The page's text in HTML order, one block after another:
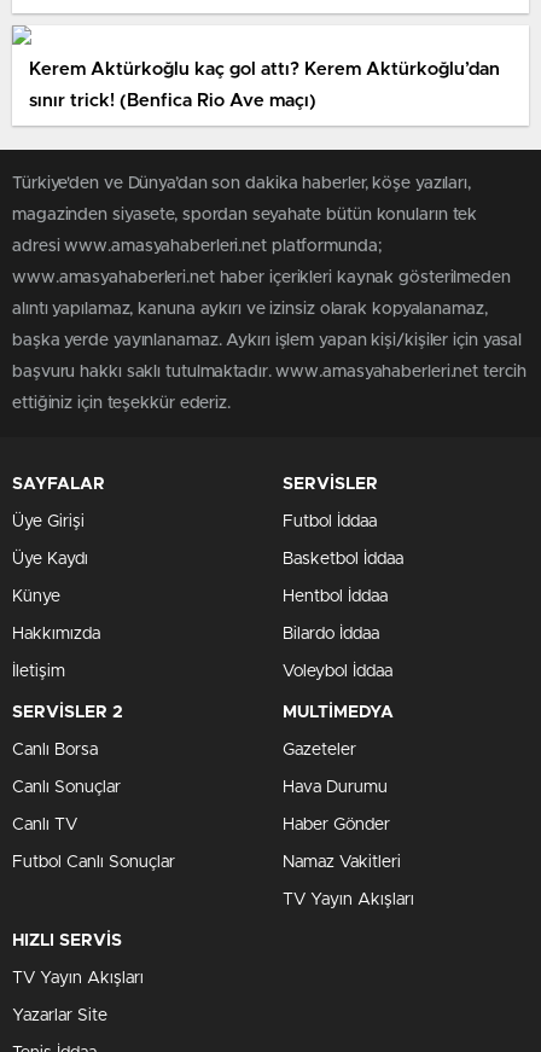
Kerem Aktürkoğlu kaç gol attı? Kerem Aktürkoğlu’dan
sınır trick! (Benfica Rio Ave maçı)
Türkiye'den ve Dünya’dan son dakika haberler, köşe yazıları,
magazinden siyasete, spordan seyahate bütün konuların tek
adresi www.amasyahaberleri.net platformunda;
www.amasyahaberleri.net haber içerikleri kaynak gösterilmeden
alıntı yapılamaz, kanuna aykırı ve izinsiz olarak kopyalanamaz,
başka yerde yayınlanamaz. Aykırı işlem yapan kişi/kişiler için yasal
başvuru hakkı saklı tutulmaktadır. www.amasyahaberleri.net tercih
ettiğiniz için teşekkür ederiz.
SAYFALAR
Üye Girişi
Üye Kaydı
Künye
Hakkımızda
İletişim
SERVİSLER
Futbol İddaa
Basketbol İddaa
Hentbol İddaa
Bilardo İddaa
Voleybol İddaa
SERVİSLER 2
Canlı Borsa
Canlı Sonuçlar
Canlı TV
Futbol Canlı Sonuçlar
MULTİMEDYA
Gazeteler
Hava Durumu
Haber Gönder
Namaz Vakitleri
TV Yayın Akışları
HIZLI SERVİS
TV Yayın Akışları
Yazarlar Site